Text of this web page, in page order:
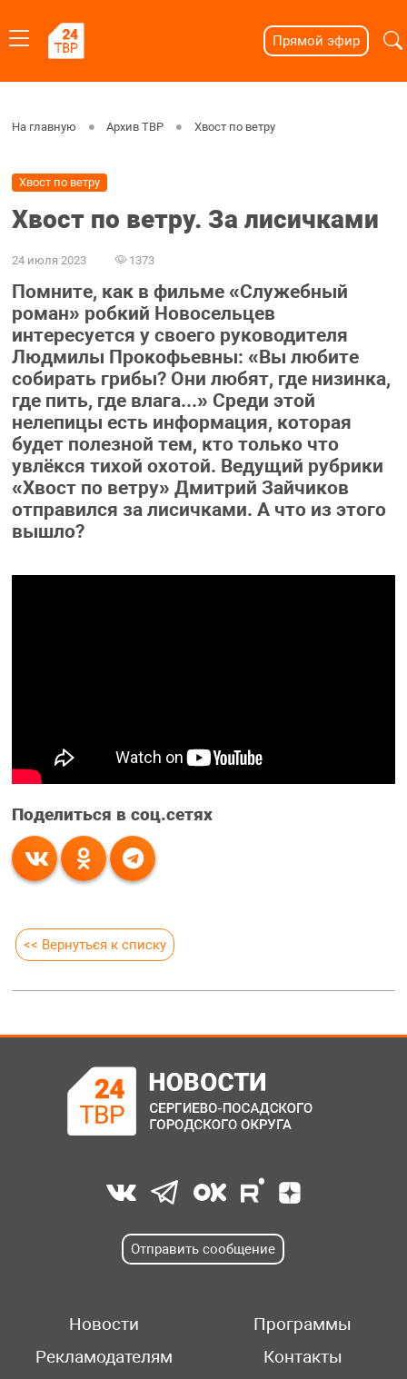
Прямой эфир
На главную Архив ТВР Хвост по ветру
Хвост по ветру
Хвост по ветру. За лисичками
24 июля 2023 1373
Помните, как в фильме «Служебный
роман» робкий Новосельцев
интересуется у своего руководителя
Людмилы Прокофьевны: «Вы любите
собирать грибы? Они любят, где низинка,
где пить, где влага...» Среди этой
нелепицы есть информация, которая
будет полезной тем, кто только что
увлёкся тихой охотой. Ведущий рубрики
«Хвост по ветру» Дмитрий Зайчиков
отправился за лисичками. А что из этого
вышло?
Поделиться в соц.сетях
<< Вернуться к списку
Отправить сообщение
Новости
Программы
Рекламодателям
Контакты